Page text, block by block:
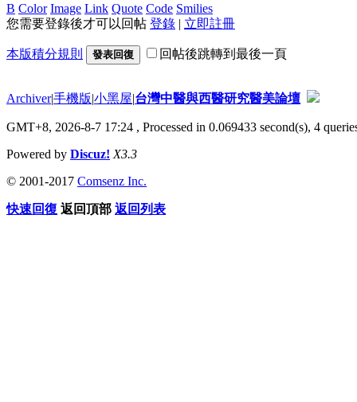
B Color Image Link Quote Code Smilies
您需要登錄後才可以回帖 登錄 | 立即註冊
本版積分規則 發表回復 回帖後跳轉到最後一頁
Archiver|手機版|小黑屋|台灣中醫與西醫研究醫美論壇
GMT+8, 2026-8-7 17:24 , Processed in 0.069433 second(s), 4
Powered by Discuz! X3.3
© 2001-2017 Comsenz Inc.
快速回復 返回頂部 返回列表